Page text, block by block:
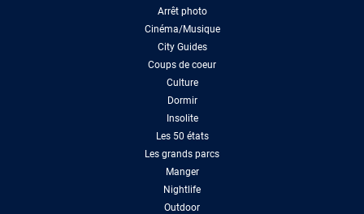
Arrêt photo
Cinéma/Musique
City Guides
Coups de coeur
Culture
Dormir
Insolite
Les 50 états
Les grands parcs
Manger
Nightlife
Outdoor